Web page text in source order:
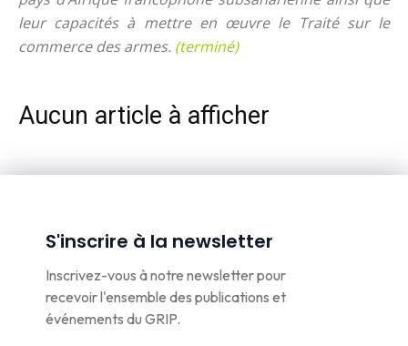
leur capacités à mettre en œuvre le Traité sur le
commerce des armes. (terminé)
Aucun article à afficher
S'inscrire à la newsletter
Inscrivez-vous à notre newsletter pour
recevoir l'ensemble des publications et
événements du GRIP.